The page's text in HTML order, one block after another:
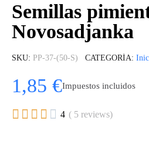
Semillas
Novosadjanka
SKU PP-37-(50-S) CATEGORÍA
1,85 €Impuestos incluidos
     4 ( 5 reviews)